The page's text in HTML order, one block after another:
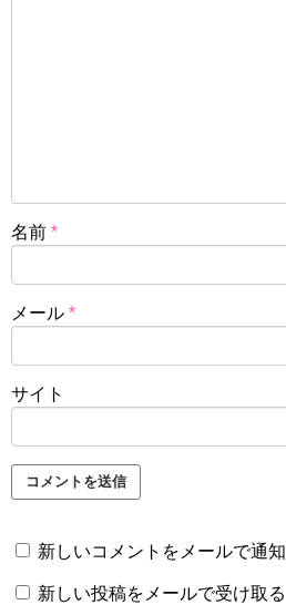
名前 *
メール *
サイト
新しいコメントをメールで通知
新しい投稿をメールで受け取る